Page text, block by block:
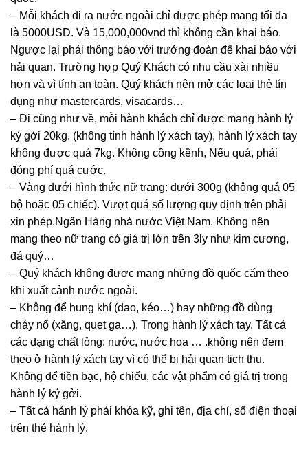
– Mỗi khách đi ra nước ngoài chỉ được phép mang tối đa
là 5000USD. Và 15,000,000vnd thì không cần khai báo.
Ngược lại phải thông báo với trưởng đoàn để khai báo với
hải quan. Trường hợp Quý Khách có nhu cầu xài nhiều
hơn và vì tính an toàn. Quý khách nên mở các loại thẻ tín
dụng như mastercards, visacards…
– Đi cũng như về, mỗi hành khách chỉ được mang hành lý
ký gởi 20kg. (không tính hành lý xách tay), hành lý xách tay
không được quá 7kg. Không cồng kềnh, Nếu quá, phải
đóng phí quá cước.
– Vàng dưới hình thức nữ trang: dưới 300g (không quá 05
bộ hoặc 05 chiếc). Vượt quá số lượng quy định trên phải
xin phép.Ngân Hàng nhà nước Việt Nam. Không nên
mang theo nữ trang có giá trị lớn trên 3ly như kim cương,
đá quý…
– Quý khách không được mang những đồ quốc cấm theo
khi xuất cảnh nước ngoài.
– Không để hung khí (dao, kéo…) hay những đồ dùng
cháy nổ (xăng, quet ga…). Trong hành lý xách tay. Tất cả
các dạng chất lỏng: nước, nước hoa … .không nên đem
theo ở hành lý xách tay vì có thể bị hải quan tịch thu.
Không để tiền bạc, hộ chiếu, các vật phẩm có giá trị trong
hành lý ký gởi.
– Tất cả hảnh lý phải khóa kỹ, ghi tên, địa chỉ, số điện thoại
trên thẻ hành lý.